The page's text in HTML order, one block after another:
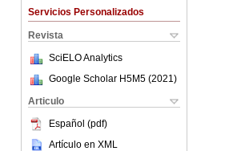
Servicios Personalizados
Revista
SciELO Analytics
Google Scholar H5M5 (2021 )
Articulo
Español (pdf)
Artículo en XML